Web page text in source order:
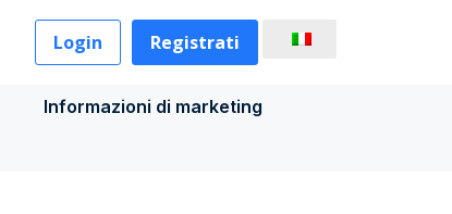
Login Registrati
Informazioni di marketing